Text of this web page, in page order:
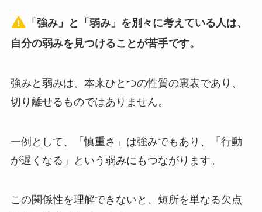
「強み」と「弱み」を別々に考えている人は、
自分の弱みを見つけることが苦手です。
強みと弱みは、本来ひとつの性質の裏表であり、
切り離せるものではありません。
一例として、「慎重さ」は強みでもあり、「行動
が遅くなる」という弱みにもつながります。
この関係性を理解できないと、短所を単なる欠点